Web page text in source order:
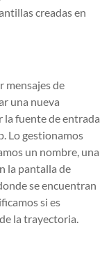
creadas en
mensajes de
una nueva
fuente de entrada
Lo gestionamos
un nombre, una
la pantalla de
se encuentran
si es
la trayectoria.